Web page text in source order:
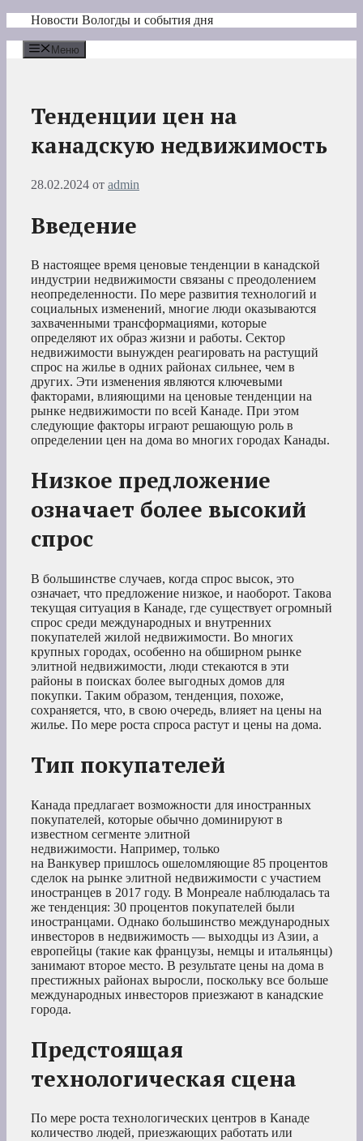
Перейти
содержимому
Новости Вологды и события дня
Меню
Тенденции цен на
канадскую недвижимость
28.02.2024 от admin
Введение
В настоящее время ценовые тенденции в канадской
индустрии недвижимости связаны с преодолением
неопределенности. По мере развития технологий и
социальных изменений, многие люди оказываются
захваченными трансформациями, которые
определяют их образ жизни и работы. Сектор
недвижимости вынужден реагировать на растущий
спрос на жилье в одних районах сильнее, чем в
других. Эти изменения являются ключевыми
факторами, влияющими на ценовые тенденции на
рынке недвижимости по всей Канаде. При этом
следующие факторы играют решающую роль в
определении цен на дома во многих городах Канады.
Низкое предложение
означает более высокий
спрос
В большинстве случаев, когда спрос высок, это
означает, что предложение низкое, и наоборот. Такова
текущая ситуация в Канаде, где существует огромный
спрос среди международных и внутренних
покупателей жилой недвижимости. Во многих
крупных городах, особенно на обширном рынке
элитной недвижимости, люди стекаются в эти
районы в поисках более выгодных домов для
покупки. Таким образом, тенденция, похоже,
сохраняется, что, в свою очередь, влияет на цены на
жилье. По мере роста спроса растут и цены на дома.
Тип покупателей
Канада предлагает возможности для иностранных
покупателей, которые обычно доминируют в
известном сегменте элитной
недвижимости. Например, только
на Ванкувер пришлось ошеломляющие 85 процентов
сделок на рынке элитной недвижимости с участием
иностранцев в 2017 году. В Монреале наблюдалась та
же тенденция: 30 процентов покупателей были
иностранцами. Однако большинство международных
инвесторов в недвижимость — выходцы из Азии, а
европейцы (такие как французы, немцы и итальянцы)
занимают второе место. В результате цены на дома в
престижных районах выросли, поскольку все больше
международных инвесторов приезжают в канадские
города.
Предстоящая
технологическая сцена
По мере роста технологических центров в Канаде
количество людей, приезжающих работать или